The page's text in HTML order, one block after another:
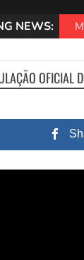
NEWS: